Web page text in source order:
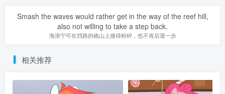
Smash the waves would rather get in the way of the reef hill,
also not willing to take a step back.
海浪宁可在挡路的礁山上撞得粉碎，也不肯后退一步
相关推荐